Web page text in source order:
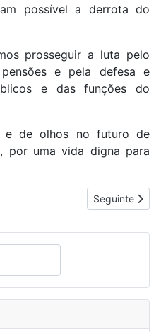
possível a derrota do
prosseguir a luta pelo
e pela defesa e
e das funções do
e de olhos no futuro de
por uma vida digna para
Artigo
Seguinte